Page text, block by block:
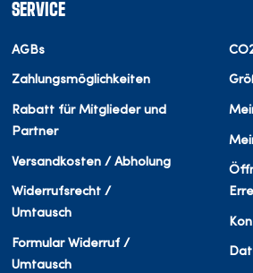
SERVICE
AGBs
Zahlungsmöglichkeiten
Rabatt für Mitglieder und
Partner
Versandkosten / Abholung
Widerrufsrecht /
Umtausch
Formular Widerruf /
Umtausch